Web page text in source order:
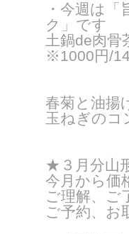
・今週は
ク」です
土鍋de肉骨
※1000円/
春菊と油揚
玉ねぎのコ
★３月分山
今月から価
ご理解、ご
ご予約、お